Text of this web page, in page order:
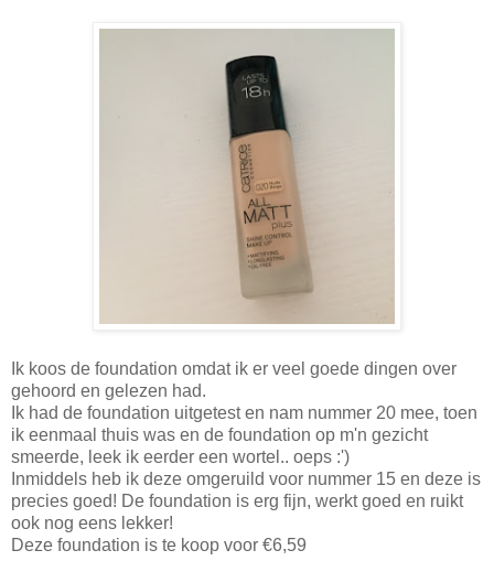
Ik koos de foundation omdat ik er veel goede dingen over
gehoord en gelezen had.
Ik had de foundation uitgetest en nam nummer 20 mee, toen
ik eenmaal thuis was en de foundation op m'n gezicht
smeerde, leek ik eerder een wortel.. oeps :')
Inmiddels heb ik deze omgeruild voor nummer 15 en deze is
precies goed! De foundation is erg fijn, werkt goed en ruikt
ook nog eens lekker!
Deze foundation is te koop voor €6,59